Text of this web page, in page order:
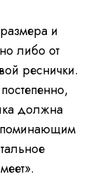
и
либо от
реснички.
должна